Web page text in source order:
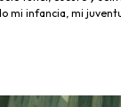
mi infancia, mi